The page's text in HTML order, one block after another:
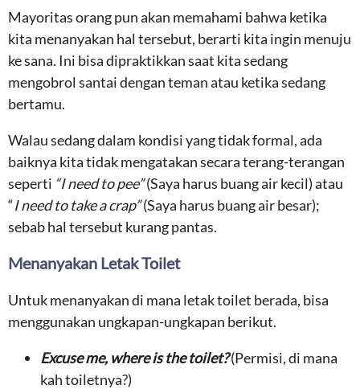
Mayoritas orang pun akan memahami bahwa ketika
kita menanyakan hal tersebut, berarti kita ingin menuju
ke sana. Ini bisa dipraktikkan saat kita sedang
mengobrol santai dengan teman atau ketika sedang
bertamu.
Walau sedang dalam kondisi yang tidak formal, ada
baiknya kita tidak mengatakan secara terang-terangan
seperti “I need to pee”(Saya harus buang air kecil) atau
“I need to take a crap”(Saya harus buang air besar);
sebab hal tersebut kurang pantas.
Menanyakan Letak Toilet
Untuk menanyakan di mana letak toilet berada, bisa
menggunakan ungkapan-ungkapan berikut.
Excuse me, where is the toilet?(Permisi, di mana
kah toiletnya?)